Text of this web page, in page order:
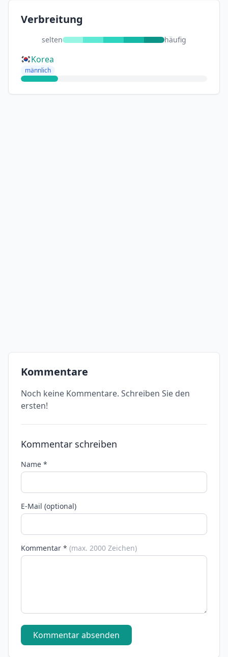
Verbreitung
selten häufig
Korea
männlich
Kommentare
Noch keine Kommentare. Schreiben Sie den
ersten!
Kommentar schreiben
Name *
E-Mail (optional)
Kommentar * (max. 2000 Zeichen)
Kommentar absenden